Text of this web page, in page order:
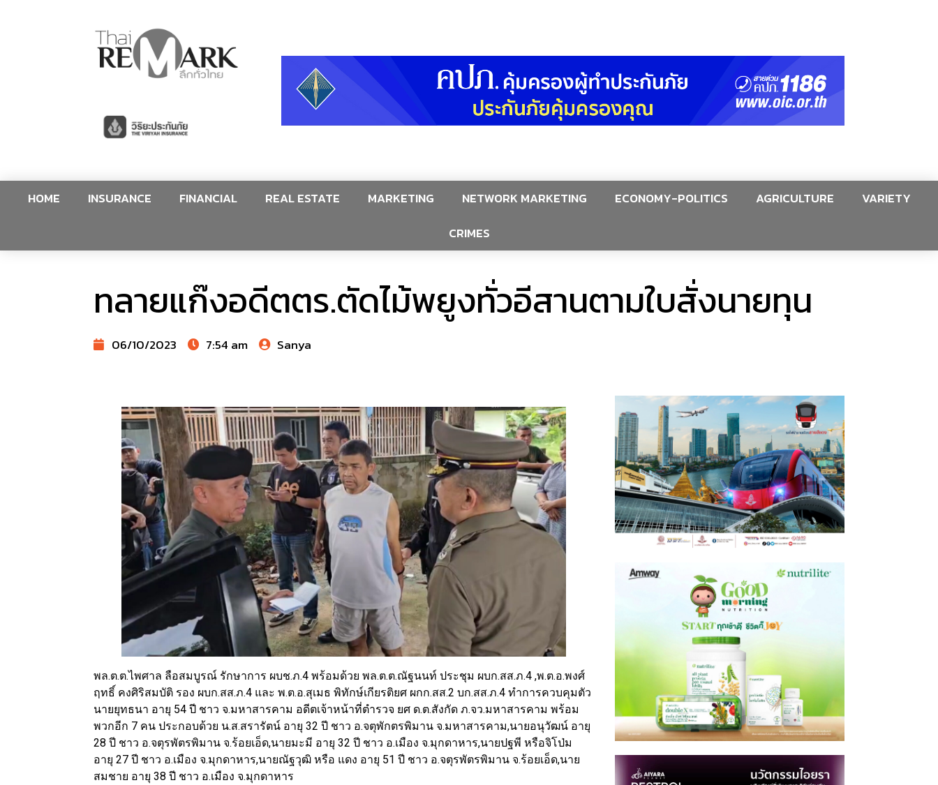
HOME INSURANCE FINANCIAL REAL ESTATE MARKETING NETWORK MARKETING ECONOMY-POLITICS AGRICULTURE
VARIETY
CRIMES
ทลายแก๊งอดีตตร.ตัดไม้พยูงทั่วอีสานตามใบสั่งนายทุน
06/10/2023 7:54 am Sanya
พล.ต.ต.ไพศาล ลือสมบูรณ์ รักษาการ ผบช.ภ.4 พร้อมด้วย พล.ต.ต.ณัฐนนท์ ประชุม ผบก.สส.ภ.4 ,พ.ต.อ.พงศ์
ฤทธิ์ คงศิริสมบัติ รอง ผบก.สส.ภ.4 และ พ.ต.อ.สุเมธ พิทักษ์เกียรติยศ ผกก.สส.2 บก.สส.ภ.4 ทำการควบคุมตัว
นายยุทธนา อายุ 54 ปี ชาว จ.มหาสารคาม อดีตเจ้าหน้าที่ตำรวจ ยศ ด.ต.สังกัด ภ.จว.มหาสารคาม พร้อม
พวกอีก 7 คน ประกอบด้วย น.ส.สรารัตน์ อายุ 32 ปี ชาว อ.จตุพักตรพิมาน จ.มหาสารคาม,นายอนุวัฒน์ อายุ
28 ปี ชาว อ.จตุรพัตรพิมาน จ.ร้อยเอ็ด,นายมะมี อายุ 32 ปี ชาว อ.เมือง จ.มุกดาหาร,นายปฐพี หรือจิโป่ม
อายุ 27 ปี ชาว อ.เมือง จ.มุกดาหาร,นายณัฐวุฒิ หรือ แดง อายุ 51 ปี ชาว อ.จตุรพัตรพิมาน จ.ร้อยเอ็ด,นาย
สมชาย อายุ 38 ปี ชาว อ.เมือง จ.มุกดาหาร